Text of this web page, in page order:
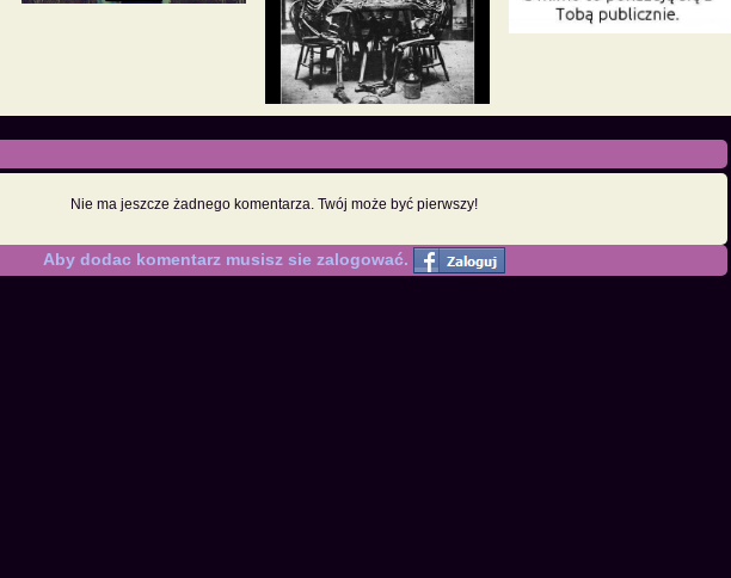
Nie ma jeszcze żadnego komentarza. Twój może być pierwszy!
Aby dodac komentarz musisz sie zalogować.